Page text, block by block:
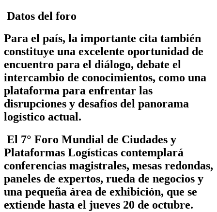
Datos del foro
Para el país, la importante cita también
constituye una excelente oportunidad de
encuentro para el diálogo, debate el
intercambio de conocimientos, como una
plataforma para enfrentar las
disrupciones y desafíos del panorama
logístico actual.
El 7° Foro Mundial de Ciudades y
Plataformas Logísticas contemplará
conferencias magistrales, mesas redondas,
paneles de expertos, rueda de negocios y
una pequeña área de exhibición, que se
extiende hasta el jueves 20 de octubre.